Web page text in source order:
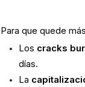
Para que quede
Los cracks
días.
La